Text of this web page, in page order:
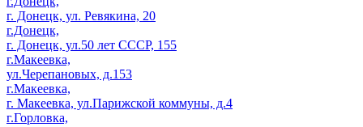
г. Донецк, ул. Ревякина, 20
г.Донецк,
г. Донецк, ул.50 лет СССР, 155
г.Макеевка,
ул.Черепановых, д.153
г.Макеевка,
г. Макеевка, ул.Парижской коммуны, д.4
г.Горловка,